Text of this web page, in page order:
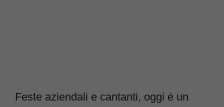
Feste aziendali e cantanti, oggi è un